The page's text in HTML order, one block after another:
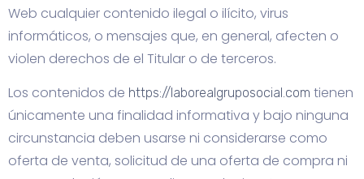
Web cualquier contenido ilegal o ilícito, virus
informáticos, o mensajes que, en general, afecten o
violen derechos de el Titular o de terceros.
Los contenidos de https://laborealgruposocial.com tienen
únicamente una finalidad informativa y bajo ninguna
circunstancia deben usarse ni considerarse como
oferta de venta, solicitud de una oferta de compra ni